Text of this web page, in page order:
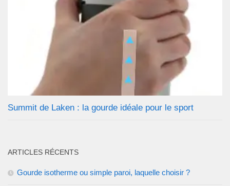
Summit de Laken : la gourde idéale pour le sport
ARTICLES RÉCENTS
Gourde isotherme ou simple paroi, laquelle choisir ?